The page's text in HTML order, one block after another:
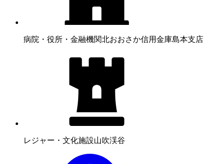
病院・役所・金融機関北おおさか信用金庫島本支店
レジャー・文化施設山吹渓谷